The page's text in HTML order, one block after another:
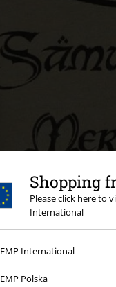
Shopping
Please click here to
International
EMP International
EMP Polska